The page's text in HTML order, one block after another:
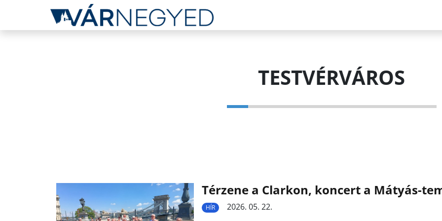
TESTVÉRVÁROS
Térzene a Clarkon, koncert a Mátyás-
HÍR
2026. 05. 22.